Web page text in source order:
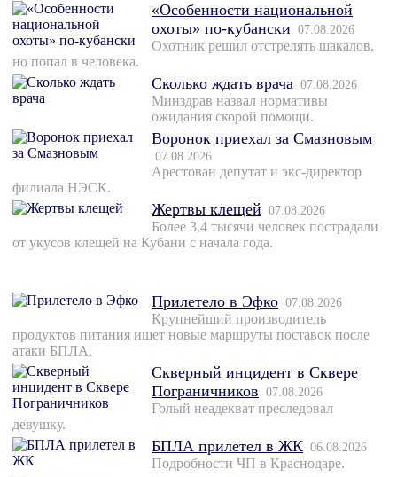
«Особенности национальной
охоты» по-кубански 07.08.2026
Охотник решил отстрелять шакалов,
но попал в человека.
Сколько ждать врача 07.08.2026
Минздрав назвал нормативы
ожидания скорой помощи.
Воронок приехал за Смазновым
07.08.2026
Арестован депутат и экс-директор
филиала НЭСК.
Жертвы клещей 07.08.2026
Более 3,4 тысячи человек пострадали
от укусов клещей на Кубани с начала года.
Прилетело в Эфко 07.08.2026
Крупнейший производитель
продуктов питания ищет новые маршруты поставок после
атаки БПЛА.
Скверный инцидент в Сквере
Пограничников 07.08.2026
Голый неадекват преследовал
девушку.
БПЛА прилетел в ЖК 06.08.2026
Подробности ЧП в Краснодаре.